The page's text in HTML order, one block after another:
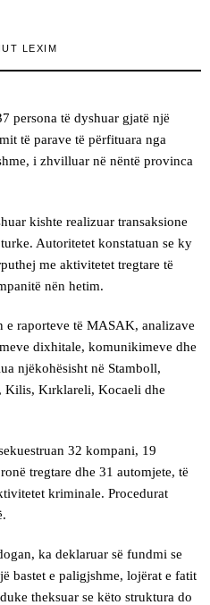
LEXIM
persona të dyshuar gjatë një
të parave të përfituara nga
i zhvilluar në nëntë provinca
kishte realizuar transaksione
Autoritetet konstatuan se ky
me aktivitetet tregtare të
nën hetim.
e raporteve të MASAK, analizave
dixhitale, komunikimeve dhe
njëkohësisht në Stamboll,
Kilis, Kırklareli, Kocaeli dhe
32 kompani, 19
tregtare dhe 31 automjete, të
kriminale. Procedurat
ka deklaruar së fundmi se
bastet e paligjshme, lojërat e fatit
theksuar se këto struktura do